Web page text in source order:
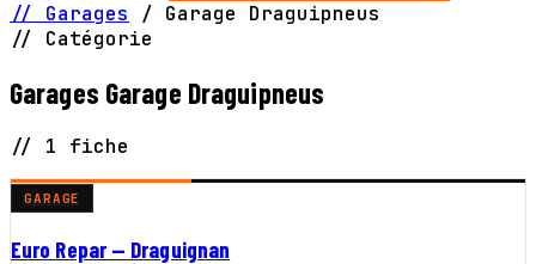
// Garages / Garage Draguipneus
// Catégorie
Garages Garage Draguipneus
// 1 fiche
GARAGE
Euro Repar — Draguignan